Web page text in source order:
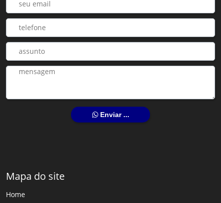
Enviar ...
Mapa do site
Home